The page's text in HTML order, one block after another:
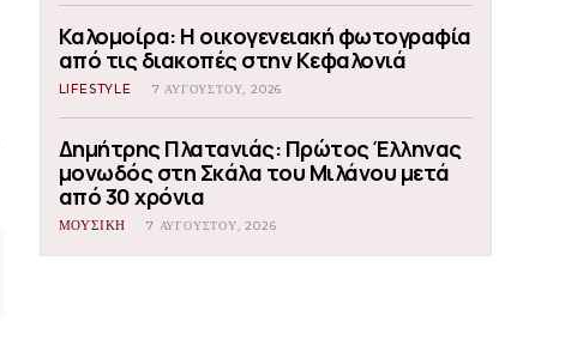
Καλομοίρα: Η οικογενειακή φωτογραφία
από τις διακοπές στην Κεφαλονιά
LIFESTYLE 7 ΑΥΓΟΎΣΤΟΥ, 2026
Δημήτρης Πλατανιάς: Πρώτος Έλληνας
μονωδός στη Σκάλα του Μιλάνου μετά
από 30 χρόνια
ΜΟΥΣΙΚΗ 7 ΑΥΓΟΎΣΤΟΥ, 2026